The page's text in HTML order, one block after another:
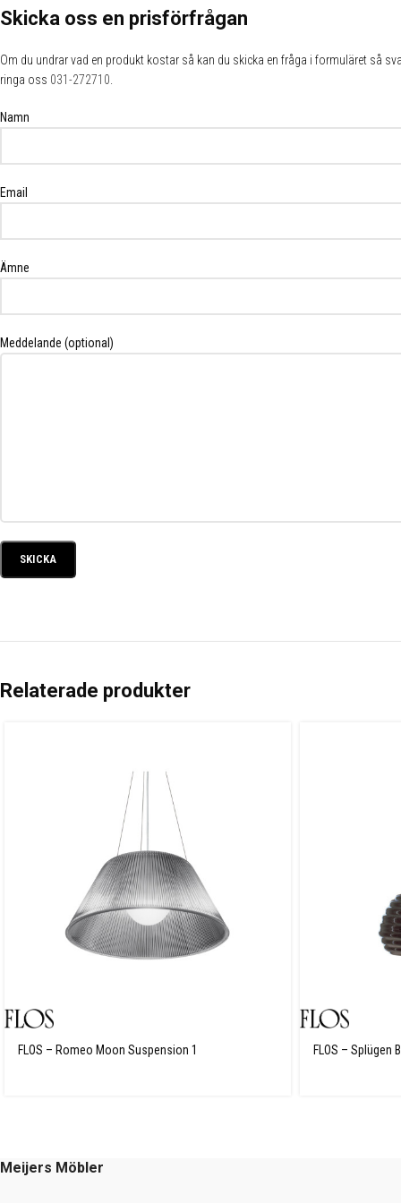
Skicka oss en prisförfrågan
Om du undrar vad en produkt kostar så kan du skicka en fråga i formuläret så
ringa oss 031-272710
Namn
Email
Ämne
Meddelande (optional)
Relaterade produkter
FLOS – Romeo Moon Suspension 1 FLOS – Splügen
Meijers Möbler